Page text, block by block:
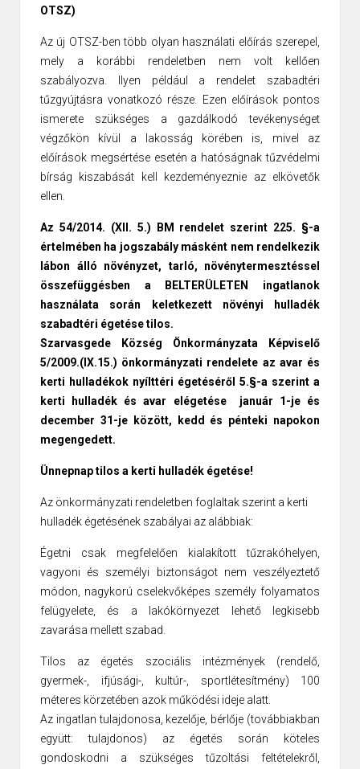
OTSZ)
Az új OTSZ-ben több olyan használati előírás szerepel,
mely a korábbi rendeletben nem volt kellően
szabályozva. Ilyen például a rendelet szabadtéri
tűzgyújtásra vonatkozó része. Ezen előírások pontos
ismerete szükséges a gazdálkodó tevékenységet
végzőkön kívül a lakosság körében is, mivel az
előírások megsértése esetén a hatóságnak tűzvédelmi
bírság kiszabását kell kezdeményeznie az elkövetők
ellen.
Az 54/2014. (XII. 5.) BM rendelet szerint 225. §-a
értelmében ha jogszabály másként nem rendelkezik
lábon álló növényzet, tarló, növénytermesztéssel
összefüggésben a BELTERÜLETEN ingatlanok
használata során keletkezett növényi hulladék
szabadtéri égetése tilos.
Szarvasgede Község Önkormányzata Képviselő
5/2009.(IX.15.) önkormányzati rendelete az avar és
kerti hulladékok nyílttéri égetéséről 5.§-a szerint a
kerti hulladék és avar elégetése január 1-je és
december 31-je között, kedd és pénteki napokon
megengedett.
Ünnepnap tilos a kerti hulladék égetése!
Az önkormányzati rendeletben foglaltak szerint a kerti
hulladék égetésének szabályai az alábbiak:
Égetni csak megfelelően kialakított tűzrakóhelyen,
vagyoni és személyi biztonságot nem veszélyeztető
módon, nagykorú cselekvőképes személy folyamatos
felügyelete, és a lakókörnyezet lehető legkisebb
zavarása mellett szabad.
Tilos az égetés szociális intézmények (rendelő,
gyermek-, ifjúsági-, kultúr-, sportlétesítmény) 100
méteres körzetében azok működési ideje alatt.
Az ingatlan tulajdonosa, kezelője, bérlője (továbbiakban
együtt: tulajdonos) az égetés során köteles
gondoskodni a szükséges tűzoltási feltételekről,